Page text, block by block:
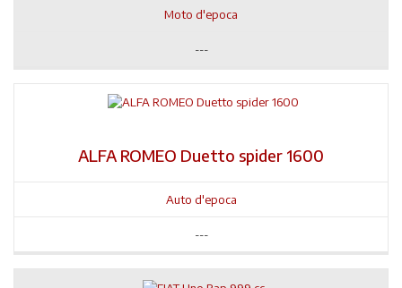
Moto d'epoca
---
ALFA ROMEO Duetto spider 1600
Auto d'epoca
---